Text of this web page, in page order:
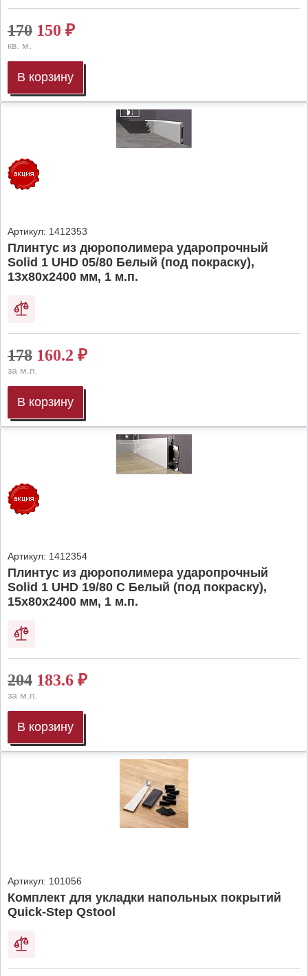
170 150 ₽
кв. м.
В корзину
Артикул: 1412353
Плинтус из дюрополимера ударопрочный
Solid 1 UHD 05/80 Белый (под покраску),
13х80х2400 мм, 1 м.п.
178 160.2 ₽
за м.п.
В корзину
Артикул: 1412354
Плинтус из дюрополимера ударопрочный
Solid 1 UHD 19/80 C Белый (под покраску),
15х80х2400 мм, 1 м.п.
204 183.6 ₽
за м.п.
В корзину
Артикул: 101056
Комплект для укладки напольных покрытий
Quick-Step Qstool